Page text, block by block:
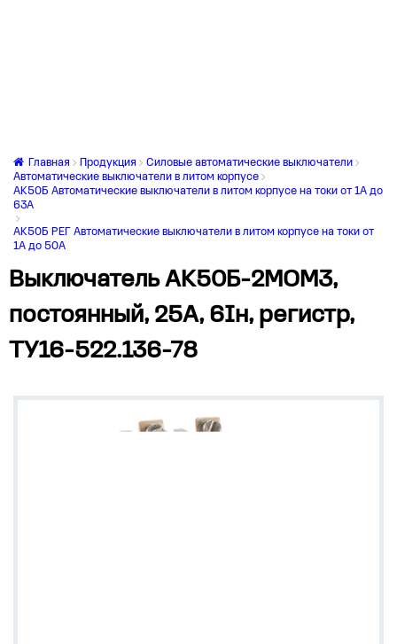
Главная Продукция
Силовые автоматические выключатели
Автоматические выключатели в литом корпусе
АК50Б Автоматические выключатели в литом корпусе на токи от 1А до
63А
АК50Б РЕГ Автоматические выключатели в литом корпусе на токи от
1А до 50А
Выключатель АК50Б-2МОМ3,
постоянный, 25А, 6Iн, регистр,
ТУ16-522.136-78